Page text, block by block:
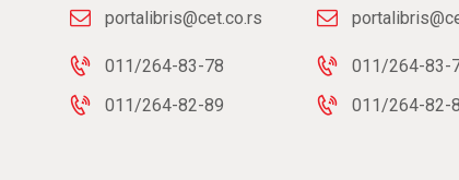
portalibris@cet.co.rs
011/264-83-78
011/264-82-89
011/264-83-
011/264-82-